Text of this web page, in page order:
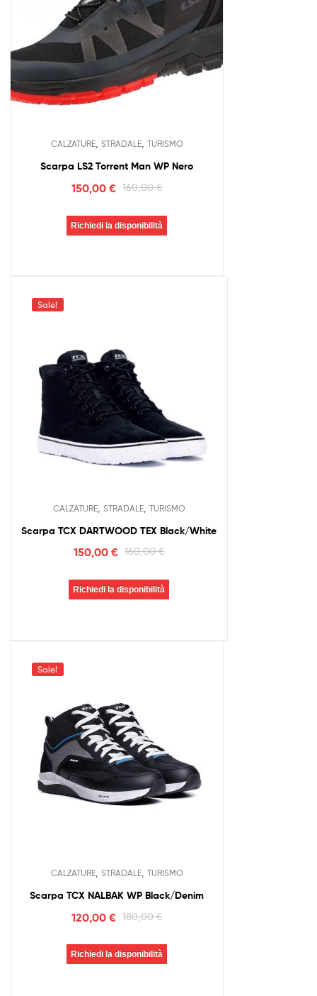
CALZATURE, STRADALE, TURISMO
Scarpa LS2 Torrent Man WP Nero
160,00€
150,00 €
Richiedi la disponibilità
Sale!
CALZATURE, STRADALE, TURISMO
Scarpa TCX DARTWOOD TEX Black/White
160,00€
150,00 €
Richiedi la disponibilità
Sale!
CALZATURE, STRADALE, TURISMO
Scarpa TCX NALBAK WP Black/Denim
180,00€
120,00 €
Richiedi la disponibilità